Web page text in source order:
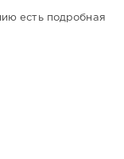
есть подробная